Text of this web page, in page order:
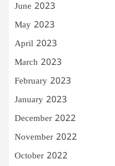
June 2023
May 2023
April 2023
March 2023
February 2023
January 2023
December 2022
November 2022
October 2022